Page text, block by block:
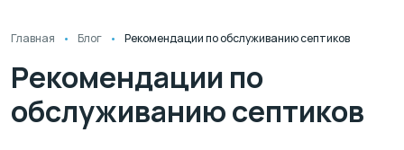
Главная Блог Рекомендации по обслуживанию септиков
Рекомендации по
обслуживанию септиков